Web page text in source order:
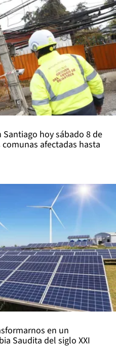
Santiago hoy sábado 8 de
afectadas hasta
en un
Saudita del siglo XXI